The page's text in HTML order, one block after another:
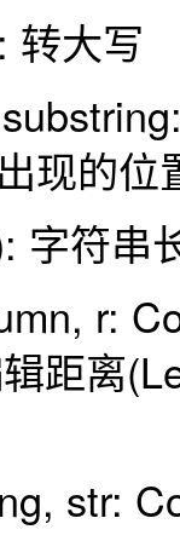
转大写
现的位
字符串
r:
距离
str: